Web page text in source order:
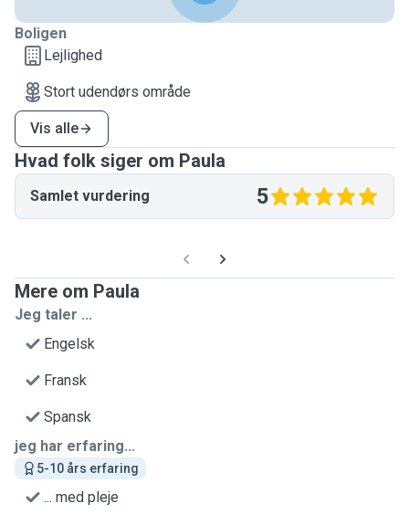
Boligen
Lejlighed
Stort udendørs område
Vis alle
Hvad folk siger om Paula
Samlet vurdering 5
Mere om Paula
Jeg taler ...
Engelsk
Fransk
Spansk
jeg har erfaring...
5-10 års erfaring
... med pleje